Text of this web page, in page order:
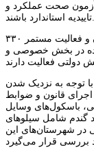
آزمون صحت عملکرد و
تاییدیه استاندارد باشند.
وی با اشاره به نصب ۳۶۰ باسکول در سطح استان و فعالیت مستمر ۳۳۰
نصب شده در بخش خصوصی و
با توجه به نزدیک شدن
قانون و ضوابط
باسکول‌های وسایل
گندم شامل سیلو‌های
در شهرستان‌های این